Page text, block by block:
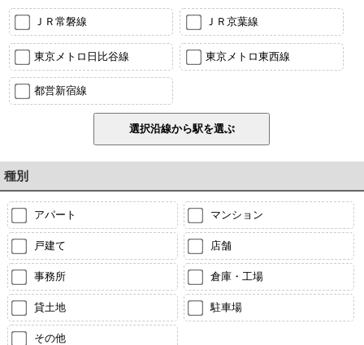
ＪＲ常磐線 ＪＲ京葉線
東京メトロ日比谷線 東京メトロ東西線
都営新宿線
種別
アパート マンション
戸建て 店舗
事務所 倉庫・工場
貸土地 駐車場
その他